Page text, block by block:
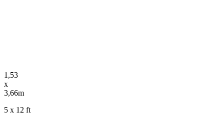
1,53
x
3,66m
5 x 12 ft